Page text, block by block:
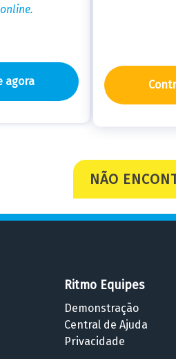
agora
NÃO
Ritmo Equipes
Demonstração
Central de Ajuda
Privacidade